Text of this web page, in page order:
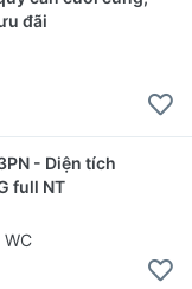
đãi
- Diện tích
full NT
WC